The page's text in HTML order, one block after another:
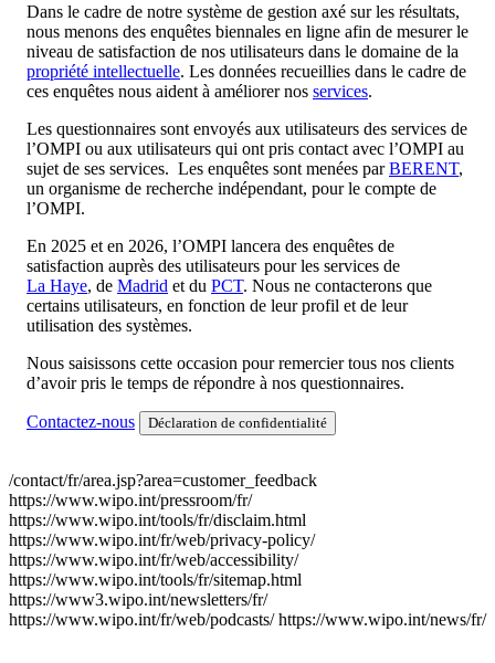
Dans le cadre de notre système de gestion axé sur les résultats,
nous menons des enquêtes biennales en ligne afin de mesurer le
niveau de satisfaction de nos utilisateurs dans le domaine de la
propriété intellectuelle. Les données recueillies dans le cadre de
ces enquêtes nous aident à améliorer nos services.
Les questionnaires sont envoyés aux utilisateurs des services de
l’OMPI ou aux utilisateurs qui ont pris contact avec l’OMPI au
sujet de ses services. Les enquêtes sont menées parBERENT,
un organisme de recherche indépendant, pour le compte de
l’OMPI.
En 2025 et en 2026, l’OMPI lancera des enquêtes de
satisfaction auprès des utilisateurs pour les services de
La Haye, de Madrid et du PCT. Nous ne contacterons que
certains utilisateurs, en fonction de leur profil et de leur
utilisation des systèmes.
Nous saisissons cette occasion pour remercier tous nos clients
d’avoir pris le temps de répondre à nos questionnaires.
Contactez-nous Déclaration de confidentialité
/contact/fr/area.jsp?area=customer_feedback
https://www.wipo.int/pressroom/fr/
https://www.wipo.int/tools/fr/disclaim.html
https://www.wipo.int/fr/web/privacy-policy/
https://www.wipo.int/fr/web/accessibility/
https://www.wipo.int/tools/fr/sitemap.html
https://www3.wipo.int/newsletters/fr/
https://www.wipo.int/fr/web/podcasts/ https://www.wipo.int/news/fr/